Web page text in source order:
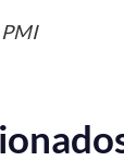
PMI